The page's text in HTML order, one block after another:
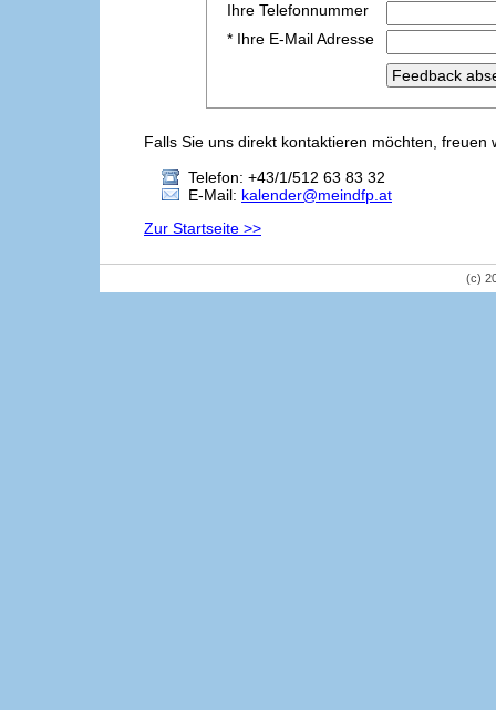
Ihre Telefonnummer
* Ihre E-Mail Adresse
Falls Sie uns direkt kontaktieren möchten,
Telefon: +43/1/512 63 83 32
E-Mail: kalender@meindfp.at
Zur Startseite >>
(c)